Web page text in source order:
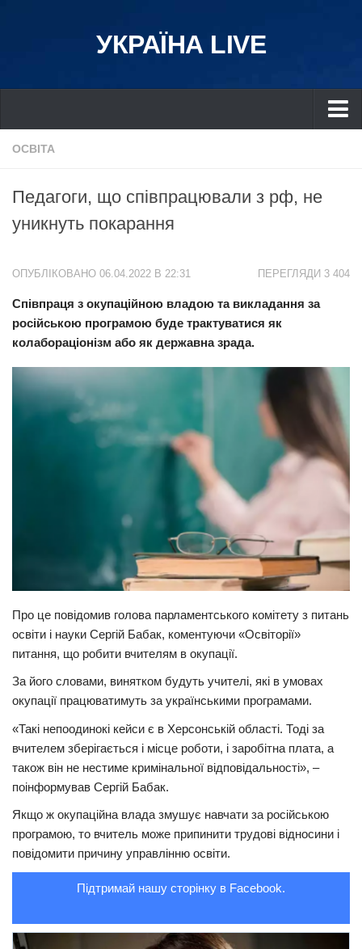
УКРАЇНА LIVE
Україна
Дніпро
Львів
Харків
Донбас
Прикарпаття
Економіка
Рецепти
Привітання
Трагедії
Курйози
Культура
Шоу-біз
ОСВІТА
Педагоги, що співпрацювали з рф, не
уникнуть покарання
ПЕРЕГЛЯДИ 3 404
ОПУБЛІКОВАНО 06.04.2022 В 22:31
Співпраця з окупаційною владою та викладання за
російською програмою буде трактуватися як
колабораціонізм або як державна зрада.
Про це повідомив голова парламентського комітету з питань
освіти і науки Сергій Бабак, коментуючи «Освіторії»
питання, що робити вчителям в окупації.
За його словами, винятком будуть учителі, які в умовах
окупації працюватимуть за українськими програмами.
«Такі непоодинокі кейси є в Херсонській області. Тоді за
вчителем зберігається і місце роботи, і заробітна плата, а
також він не нестиме кримінальної відповідальності», –
поінформував Сергій Бабак.
Якщо ж окупаційна влада змушує навчати за російською
програмою, то вчитель може припинити трудові відносини і
повідомити причину управлінню освіти.
Підтримай нашу сторінку в Facebook.